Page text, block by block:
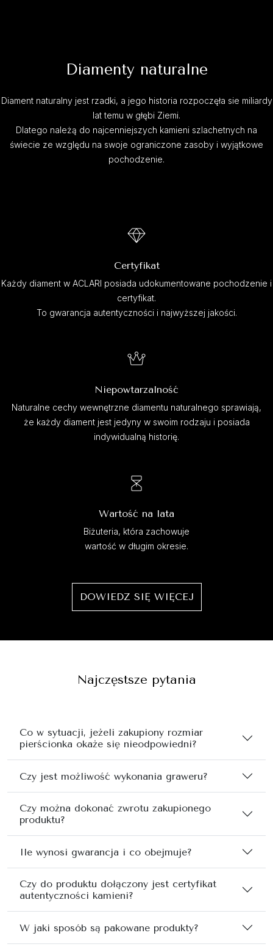
Diamenty naturalne
Diament naturalny jest rzadki, a jego historia rozpoczęła sie miliardy
lat temu w głębi Ziemi.
Dlatego należą do najcenniejszych kamieni szlachetnych na
świecie ze względu na swoje ograniczone zasoby i wyjątkowe
pochodzenie.
Certyfikat
Każdy diament w ACLARI posiada udokumentowane pochodzenie i
certyfikat.
To gwarancja autentyczności i najwyższej jakości.
Niepowtarzalność
Naturalne cechy wewnętrzne diamentu naturalnego sprawiają,
że każdy diament jest jedyny w swoim rodzaju i posiada
indywidualną historię.
Wartość na lata
Biżuteria, która zachowuje
wartość w długim okresie.
DOWIEDZ SIĘ WIĘCEJ
Najczęstsze pytania
Co w sytuacji, jeżeli zakupiony rozmiar
pierścionka okaże się nieodpowiedni?
Czy jest możliwość wykonania graweru?
Czy można dokonać zwrotu zakupionego
produktu?
Ile wynosi gwarancja i co obejmuje?
Czy do produktu dołączony jest certyfikat
autentyczności kamieni?
W jaki sposób są pakowane produkty?